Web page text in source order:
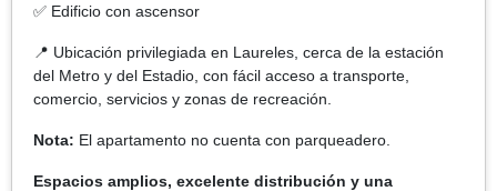
✅ Edificio con ascensor
📍 Ubicación privilegiada en Laureles, cerca de la estación
del Metro y del Estadio, con fácil acceso a transporte,
comercio, servicios y zonas de recreación.
Nota: El apartamento no cuenta con parqueadero.
Espacios amplios, excelente distribución y una